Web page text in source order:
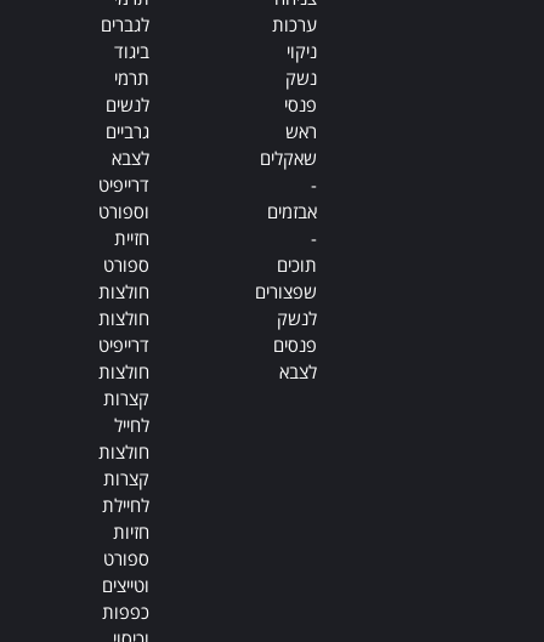
ערכות
ניקוי
נשק
פנסי
ראש
שאקלים
-
אבזמים
-
תוכים
שפצורים
לנשק
פנסים
לצבא
לגברים
ביגוד
תרמי
לנשים
גרביים
לצבא
דרייפיט
וספורט
חזיית
ספורט
חולצות
חולצות
דרייפיט
חולצות
קצרות
לחייל
חולצות
קצרות
לחיילת
חזיות
ספורט
וטייצים
כפפות